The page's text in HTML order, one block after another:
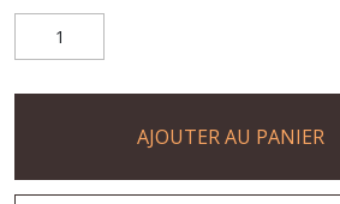
AJOUTER AU PANIER